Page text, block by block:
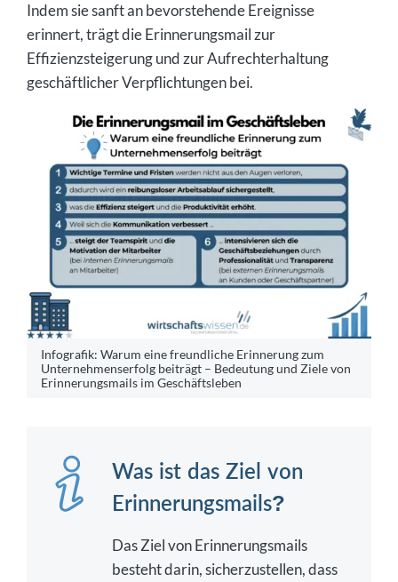
Indem sie sanft an bevorstehende Ereignisse
erinnert, trägt die Erinnerungsmail zur
Effizienzsteigerung und zur Aufrechterhaltung
geschäftlicher Verpflichtungen bei.
Infografik: Warum eine freundliche Erinnerung zum
Unternehmenserfolg beiträgt – Bedeutung und Ziele von
Erinnerungsmails im Geschäftsleben
Was ist das Ziel von
Erinnerungsmails?
Das Ziel von Erinnerungsmails
besteht darin, sicherzustellen, dass